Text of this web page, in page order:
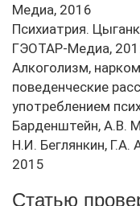
Медиа, 2016
Психиатрия.
ГЭОТАР-Медиа,
Алкоголизм,
поведенческие
употреблением
Барденштейн, А.В.
Н.И. Беглянкин,
2015
Статью